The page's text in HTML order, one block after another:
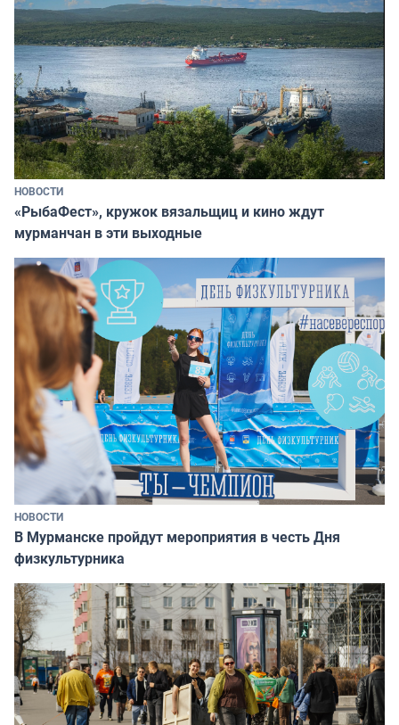
НОВОСТИ
«РыбаФест», кружок вязальщиц и кино ждут
мурманчан в эти выходные
НОВОСТИ
В Мурманске пройдут мероприятия в честь Дня
физкультурника